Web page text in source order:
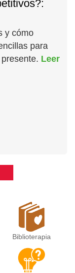
y cómo
para
Leer
Biblioterapia